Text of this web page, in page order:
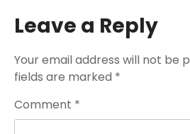
Leave a Reply
Your email address will not be
fields are marked *
Comment *